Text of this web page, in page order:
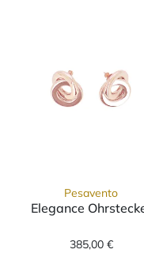
Pesavento
Elegance
385,00 €